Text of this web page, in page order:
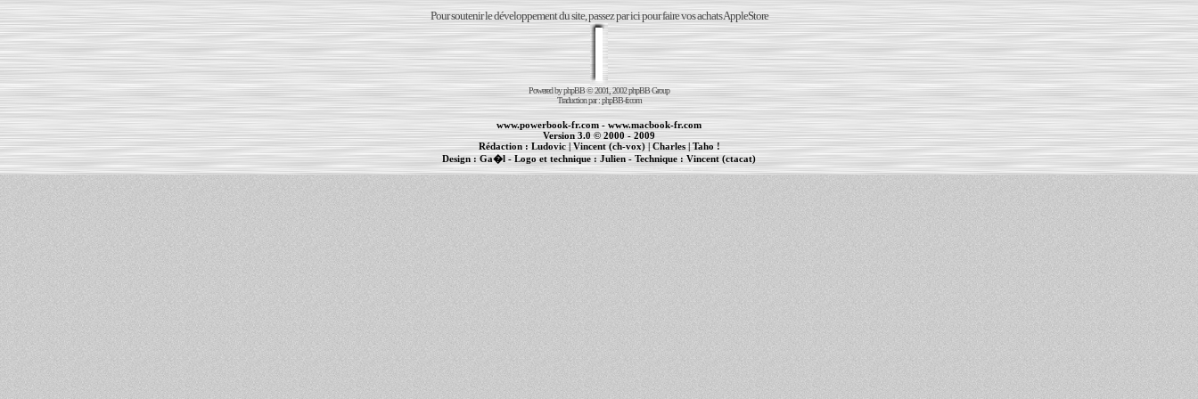
Pour soutenir le développement du site, passez par ici pour faire vos achats AppleStore
Powered byphpBB© 2001, 2002 phpBB Group
Traduction par :phpBB-fr.com
www.powerbook-fr.com - www.macbook-fr.com
Version 3.0 © 2000 - 2009
Rédaction : Ludovic|Vincent (ch-vox)| Charles|Taho !
Design :Ga�l - Logo et technique : Julien - Technique :Vincent (ctacat)
| | cr�ation de sites Internet